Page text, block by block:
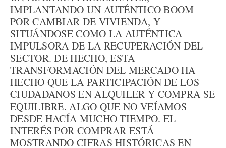
IMPLANTANDO UN AUTÉNTICO BOOM
POR CAMBIAR DE VIVIENDA, Y
SITUÁNDOSE COMO LA AUTÉNTICA
IMPULSORA DE LA RECUPERACIÓN DEL
SECTOR. DE HECHO, ESTA
TRANSFORMACIÓN DEL MERCADO HA
HECHO QUE LA PARTICIPACIÓN DE LOS
CIUDADANOS EN ALQUILER Y COMPRA SE
EQUILIBRE. ALGO QUE NO VEÍAMOS
DESDE HACÍA MUCHO TIEMPO. EL
INTERÉS POR COMPRAR ESTÁ
MOSTRANDO CIFRAS HISTÓRICAS EN